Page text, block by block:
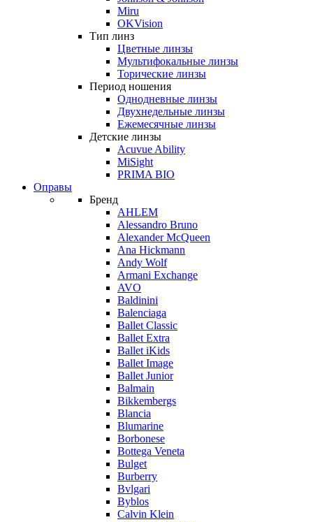
Miru
OKVision
Тип линз
Цветные линзы
Мультифокальные линзы
Торические линзы
Период ношения
Однодневные линзы
Двухнедельные линзы
Ежемесячные линзы
Детские линзы
Acuvue Ability
MiSight
PRIMA BIO
Оправы
Бренд
AHLEM
Alessandro Bruno
Alexander McQueen
Ana Hickmann
Andy Wolf
Armani Exchange
AVO
Baldinini
Balenciaga
Ballet Classic
Ballet Extra
Ballet iKids
Ballet Image
Ballet Junior
Balmain
Bikkembergs
Blancia
Blumarine
Borbonese
Bottega Veneta
Bulget
Burberry
Bvlgari
Byblos
Calvin Klein